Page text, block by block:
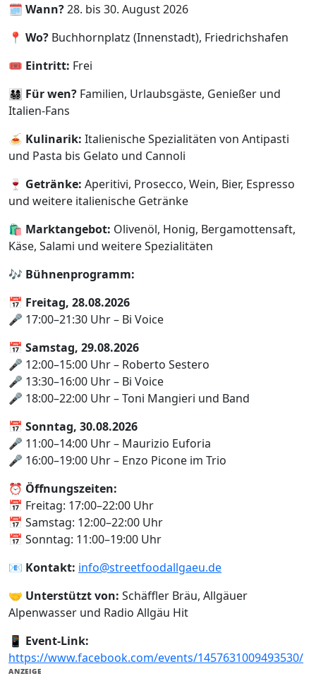
🗓️ Wann?28. bis 30. August 2026
📍 Wo? Buchhornplatz (Innenstadt), Friedrichshafen
🎟️ Eintritt: Frei
👨‍👩‍👧‍👦 Für wen? Familien, Urlaubsgäste, Genießer und
Italien-Fans
🍝 Kulinarik: Italienische Spezialitäten von Antipasti
und Pasta bis Gelato und Cannoli
🍷 Getränke: Aperitivi, Prosecco, Wein, Bier, Espresso
und weitere italienische Getränke
🛍️ Marktangebot: Olivenöl, Honig, Bergamottensaft,
Käse, Salami und weitere Spezialitäten
🎶 Bühnenprogramm:
📅 Freitag, 28.08.2026
🎤 17:00–21:30 Uhr – Bi Voice
📅 Samstag, 29.08.2026
🎤 12:00–15:00 Uhr – Roberto Sestero
🎤 13:30–16:00 Uhr – Bi Voice
🎤 18:00–22:00 Uhr – Toni Mangieri und Band
📅 Sonntag, 30.08.2026
🎤 11:00–14:00 Uhr – Maurizio Euforia
🎤 16:00–19:00 Uhr – Enzo Picone im Trio
⏰ Öffnungszeiten:
📅 Freitag: 17:00–22:00 Uhr
📅 Samstag: 12:00–22:00 Uhr
📅 Sonntag: 11:00–19:00 Uhr
📧 Kontakt: info@streetfoodallgaeu.de
🤝 Unterstützt von: Schäffler Bräu, Allgäuer
Alpenwasser und Radio Allgäu Hit
📱 Event-Link:
https://www.facebook.com/events/1457631009493530/
ANZEIGE